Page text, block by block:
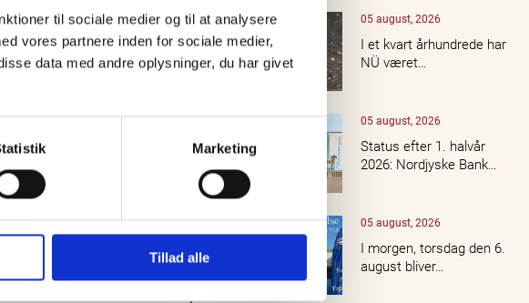
til sociale medier og til at analysere
vores partnere inden for sociale medier,
data med andre oplysninger, du har givet
Marketing
Tillad alle
05 august, 2026
I et kvart århundrede har
NÜ været…
05 august, 2026
Status efter 1. halvår
2026: Nordjyske Bank…
05 august, 2026
I morgen, torsdag den 6.
august bliver…